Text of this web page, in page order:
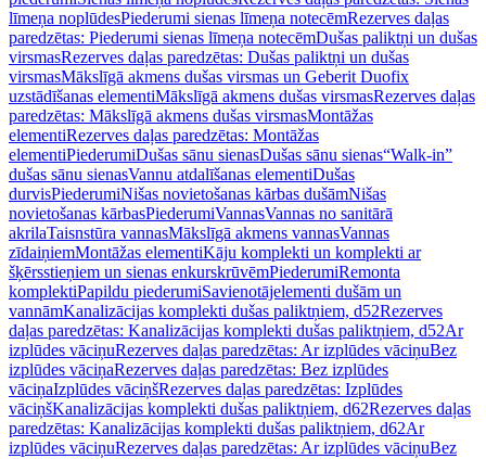
līmeņa noplūdesPiederumi sienas līmeņa notecēmRezerves daļas
paredzētas: Piederumi sienas līmeņa notecēmDušas paliktņi un dušas
virsmasRezerves daļas paredzētas: Dušas paliktņi un dušas
virsmasMākslīgā akmens dušas virsmas un Geberit Duofix
uzstādīšanas elementiMākslīgā akmens dušas virsmasRezerves daļas
paredzētas: Mākslīgā akmens dušas virsmasMontāžas
elementiRezerves daļas paredzētas: Montāžas
elementiPiederumiDušas sānu sienasDušas sānu sienas“Walk-in”
dušas sānu sienasVannu atdalīšanas elementiDušas
durvisPiederumiNišas novietošanas kārbas dušāmNišas
novietošanas kārbasPiederumiVannasVannas no sanitārā
akrilaTaisnstūra vannasMākslīgā akmens vannasVannas
zīdaiņiemMontāžas elementiKāju komplekti un komplekti ar
šķērsstieņiem un sienas enkurskrūvēmPiederumiRemonta
komplektiPapildu piederumiSavienotājelementi dušām un
vannāmKanalizācijas komplekti dušas paliktņiem, d52Rezerves
daļas paredzētas: Kanalizācijas komplekti dušas paliktņiem, d52Ar
izplūdes vāciņuRezerves daļas paredzētas: Ar izplūdes vāciņuBez
izplūdes vāciņaRezerves daļas paredzētas: Bez izplūdes
vāciņaIzplūdes vāciņšRezerves daļas paredzētas: Izplūdes
vāciņšKanalizācijas komplekti dušas paliktņiem, d62Rezerves daļas
paredzētas: Kanalizācijas komplekti dušas paliktņiem, d62Ar
izplūdes vāciņuRezerves daļas paredzētas: Ar izplūdes vāciņuBez